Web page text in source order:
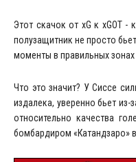
Этот скачок от xG к xGOT
полузащитник не просто
моменты в правильных зонах
Что это значит? У Сиссе
издалека, уверенно бьет
относительно качества
бомбардиром «Катандзаро»